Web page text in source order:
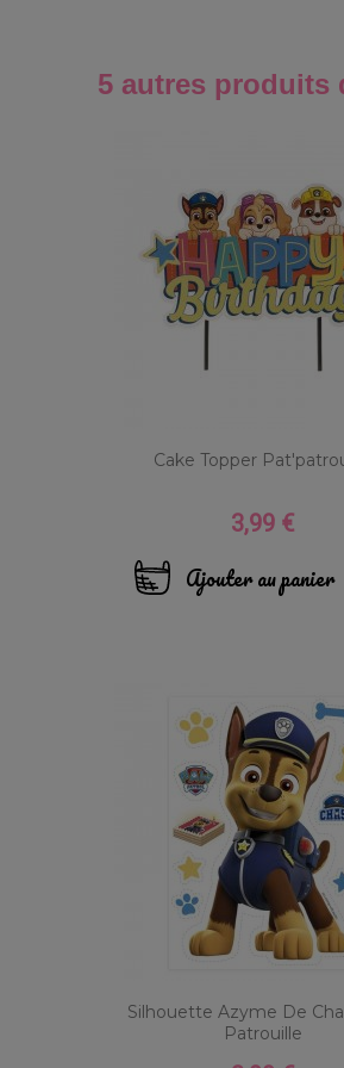
5 autres produits
Cake Topper
Prix
3,99 €
Ajouter au panier
Silhouette Azyme De
Patrouille